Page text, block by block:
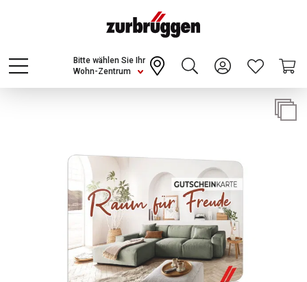
Choose a different country or region to see
content for your location and shop online
CONTINUE
Wohn-Zentrum
Bitte wählen Sie Ihr